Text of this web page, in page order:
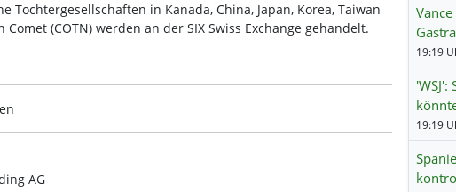
Tochtergesellschaften in Kanada, China, Japan, Korea, Taiwan
Comet (COTN) werden an der SIX Swiss Exchange gehandelt.
AG
19:19
19:19